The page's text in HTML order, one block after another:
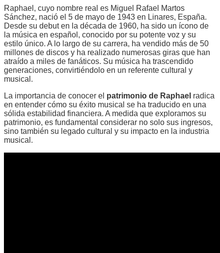
Raphael, cuyo nombre real es Miguel Rafael Martos
Sánchez, nació el 5 de mayo de 1943 en Linares, España.
Desde su debut en la década de 1960, ha sido un ícono de
la música en español, conocido por su potente voz y su
estilo único. A lo largo de su carrera, ha vendido más de 50
millones de discos y ha realizado numerosas giras que han
atraído a miles de fanáticos. Su música ha trascendido
generaciones, convirtiéndolo en un referente cultural y
musical.
La importancia de conocer el patrimonio de Raphael radica
en entender cómo su éxito musical se ha traducido en una
sólida estabilidad financiera. A medida que exploramos su
patrimonio, es fundamental considerar no solo sus ingresos,
sino también su legado cultural y su impacto en la industria
musical.